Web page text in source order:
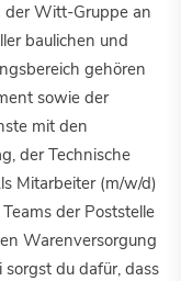
der Witt-Gruppe an
baulichen und
gehören
sowie der
mit den
der Technische
Mitarbeiter (m/w/d)
der Poststelle
Warenversorgung
du dafür, dass